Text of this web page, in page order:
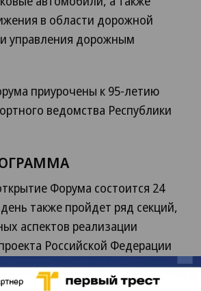
в области дорожной
управления дорожным
приурочены к 95-летию
ведомства Республики
Форума состоится 24
также пройдет ряд секций,
аспектов реализации
Российской Федерации
автомобильные
транспортных систем